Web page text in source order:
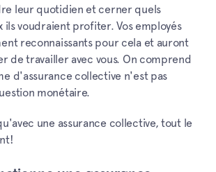
leur quotidien et cerner quels
ils voudraient profiter. Vos employés
reconnaissants pour cela et auront
de travailler avec vous. On comprend
d'assurance collective n'est pas
monétaire.
une assurance collective, tout le